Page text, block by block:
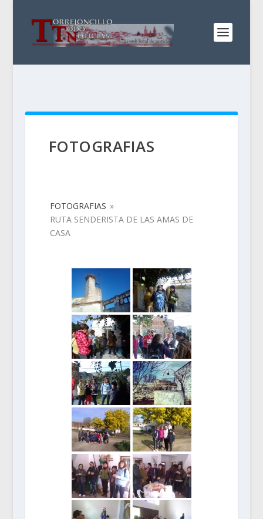
FOTOGRAFIAS
FOTOGRAFIAS »
RUTA SENDERISTA DE LAS AMAS DE
CASA